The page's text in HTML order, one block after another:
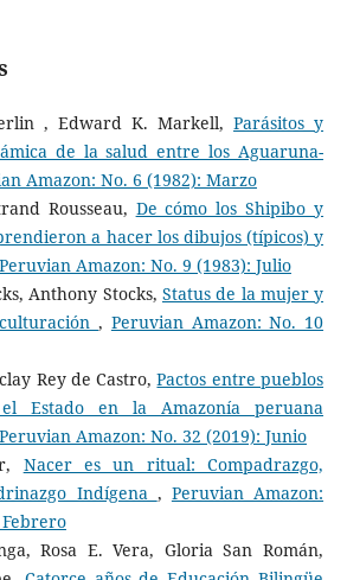
, Edward K. Markell,Parásitos y
de la salud entre los Aguaruna-
Amazon: No. 6 (1982): Marzo
Rousseau, De cómo los Shipibo y
a hacer los dibujos (típicos) y
Peruvian Amazon: No. 9 (1983): Julio
Anthony Stocks, Status de la mujer y
, Peruvian Amazon: No. 10
Rey de Castro,Pactos entre pueblos
Estado en la Amazonía peruana
Peruvian Amazon: No. 32 (2019): Junio
Nacer es un ritual: Compadrazgo,
Indígena , Peruvian Amazon:
Rosa E. Vera, Gloria San Román,